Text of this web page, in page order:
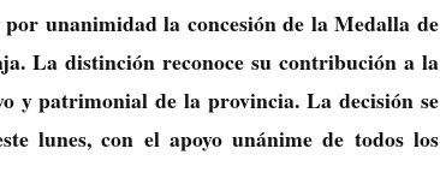
unanimidad la concesión de la Medalla de
La distinción reconoce su contribución a la
y patrimonial de la provincia. La decisión se
lunes, con el apoyo unánime de todos los